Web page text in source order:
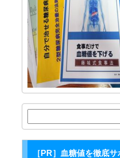
索:
［PR］血糖値を徹底サ